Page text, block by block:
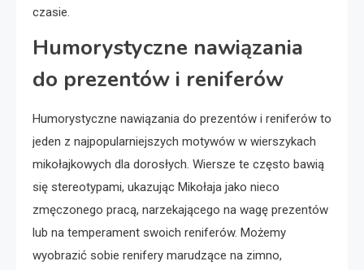
czasie.
Humorystyczne nawiązania
do prezentów i reniferów
Humorystyczne nawiązania do prezentów i reniferów to
jeden z najpopularniejszych motywów w wierszykach
mikołajkowych dla dorosłych. Wiersze te często bawią
się stereotypami, ukazując Mikołaja jako nieco
zmęczonego pracą, narzekającego na wagę prezentów
lub na temperament swoich reniferów. Możemy
wyobrazić sobie renifery marudzące na zimno,